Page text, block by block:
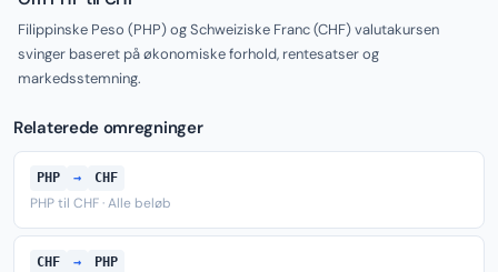
Filippinske Peso (PHP) og Schweiziske Franc (CHF) valutakursen
svinger baseret på økonomiske forhold, rentesatser og
markedsstemning.
Relaterede omregninger
PHP → CHF
PHP til CHF · Alle beløb
CHF → PHP